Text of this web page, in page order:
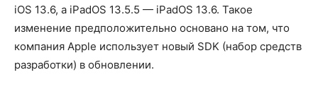
iOS 13.6, а iPadOS 13.5.5 — iPadOS 13.6. Такое
изменение предположительно основано на том, что
компания Apple использует новый SDK (набор средств
разработки) в обновлении.